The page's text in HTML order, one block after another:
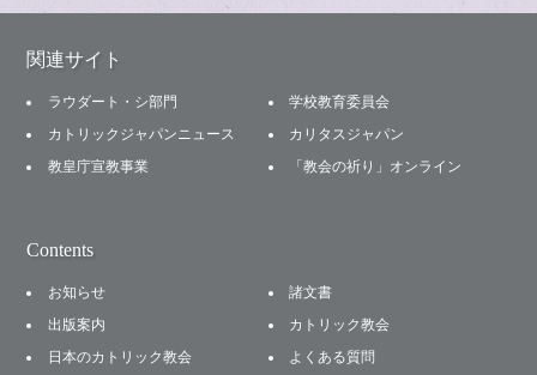
関連サイト
ラウダート・シ部門
学校教育委員会
カトリックジャパンニュース
カリタスジャパン
教皇庁宣教事業
「教会の祈り」オンライン
Contents
お知らせ
諸文書
出版案内
カトリック教会
日本のカトリック教会
よくある質問